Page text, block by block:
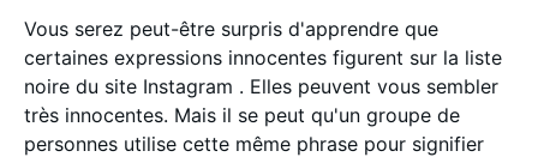
Vous serez peut-être surpris d'apprendre que
certaines expressions innocentes figurent sur la liste
noire du site Instagram . Elles peuvent vous sembler
très innocentes. Mais il se peut qu'un groupe de
personnes utilise cette même phrase pour signifier